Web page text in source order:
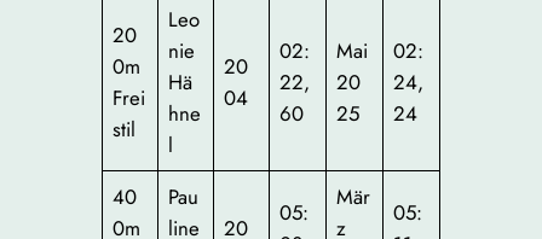
20
0m
Frei
stil
Leo
nie
Hä
hne
l
20
04
02:
22,
60
Mai
20
25
02:
24,
24
40
0m
Pau
line
20
05:
Mär
z
05: